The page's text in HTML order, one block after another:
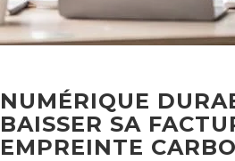
NUMÉRIQUE
BAISSER SA
EMPREINTE